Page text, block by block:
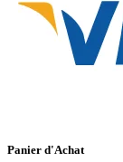
Panier d'Achat